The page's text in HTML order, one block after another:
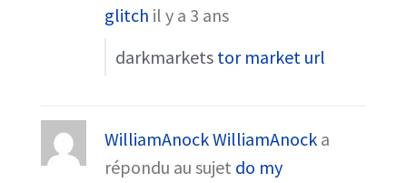
glitch il y a 3 ans
darkmarkets tor market url
WilliamAnock WilliamAnock a
répondu au sujet do my